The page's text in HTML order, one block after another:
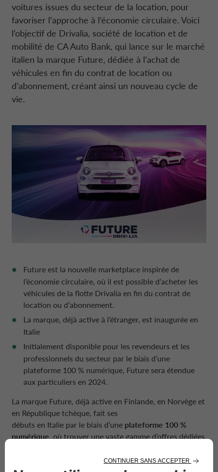
DONNÉES DE L’ENTREPRISE
CARRIÈRES
DIGITAL FACTORY
CONTO DEPOSITO
PRÊTS PERSONNALISÉS
CA AUTO PAY
FINANCEMENT DE GROS
MOBILITY STORE
COLLÈGE DES COMMISSAIRES AUX
MANAGEMENT
SYSTÈME DES CONTRÔLES INTERNES
LE CODE DE CONDUITE
STATUT
RÉVISION LÉGALE DES COMPTES
POLITIQUES DE RÉMUNÉRATION
STRATÉGIE FINANCIÈRE
PRÉSENTATIONS
RÈGLEMENT EUROPÉEN BENCHMARK
NEWS
DURABILITÉ
ESPACE PRESSE
CARRIÈRES
CA AUTO BANK GROUP
DANEMARK CA AUTO FINANCE
ESPAGNE CA AUTO BANK
GRÈCE CA AUTO BANK
IRLANDE CA AUTO BANK
ITALIE CA AUTO BANK
PAYS-BAS CA AUTO FINANCE
PORTUGAL CA AUTO BANK
ROYAUME-UNI CA AUTO FINANCE
SUÈDE CA AUTO FINANCE
SUISSE CA AUTO FINANCE
voitures issues du secteur de la location, pour
favoriser l’approche à l’économie circulaire. Voici
l’objectif de Drivalia, société de location et de
mobilité de CA Auto Bank, qui lance sur le marché
italien la marque Future, dédiée à l’achat de
véhicules en fin du contrat de location ou
d’abonnement, créant ainsi un nouveau cycle de
vie.
Future est la nouvelle marketplace inspirée de
l’économie circulaire, où il est possible d’acheter les
véhicules de la flotte Drivalia en fin du contrat de
location ou d’abonnement.
La marque, déjà active à l’étranger, est inaugurée en
Italie
Initialement disponible pour les revendeurs et les
professionnels du secteur par le biais d’une
plateforme 100 % numérique, Future sera étendue
aux particuliers en 2024.
La marque Future, déjà active en Finlande, en Norvège et
en République tchèque, fait ses
débuts en Italie par le biais d’une plateforme 100 %
numérique, où trouver une vaste gamme d’offres dédiées